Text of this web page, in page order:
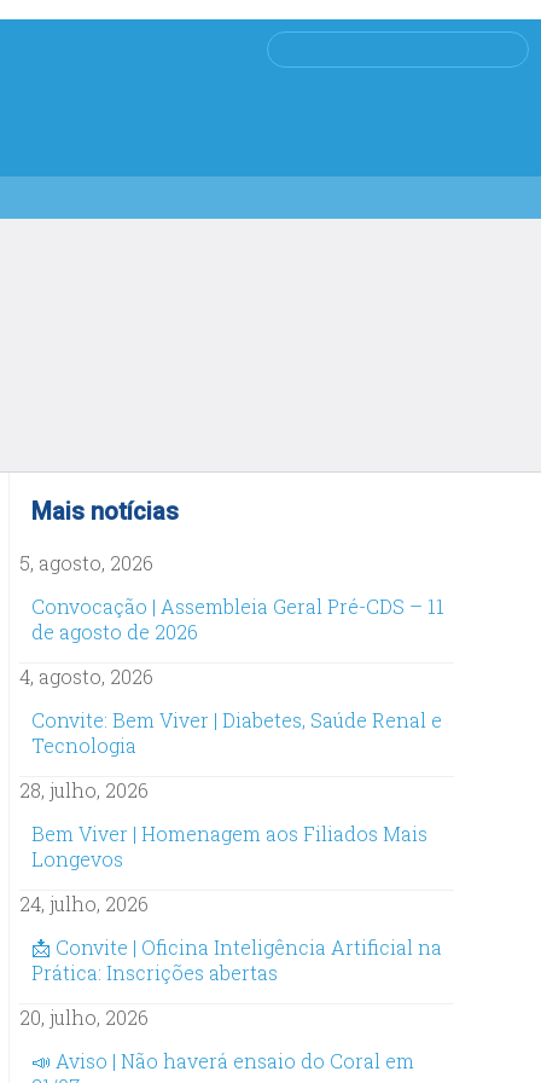
Mais notícias
5, agosto, 2026
Convocação | Assembleia Geral Pré-CDS – 11
de agosto de 2026
4, agosto, 2026
Convite: Bem Viver | Diabetes, Saúde Renal e
Tecnologia
28, julho, 2026
Bem Viver | Homenagem aos Filiados Mais
Longevos
24, julho, 2026
📩 Convite | Oficina Inteligência Artificial na
Prática: Inscrições abertas
20, julho, 2026
📣 Aviso | Não haverá ensaio do Coral em